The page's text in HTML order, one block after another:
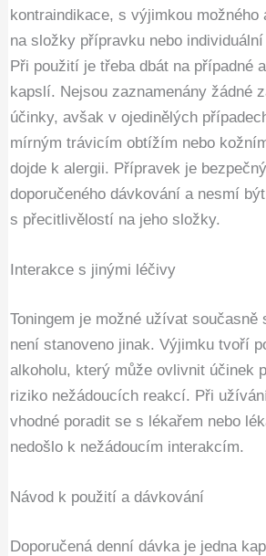
kontraindikace, s výjimkou možného
na složky přípravku nebo
Při použití je třeba dbát na případné
kapslí. Nejsou zaznamenány žádné
účinky, avšak v ojedinělých
mírným trávicím obtížím nebo
dojde k alergii. Přípravek je
doporučeného dávkování a nesmí
s přecitlivělostí na jeho složky.
Interakce s jinými léčivy
Toningem je možné užívat současně
není stanoveno jinak. Výjimku tvoří
alkoholu, který může ovlivnit účinek
riziko nežádoucích reakcí. Při
vhodné poradit se s lékařem nebo
nedošlo k nežádoucím interakcím.
Návod k použití a dávkování
Doporučená denní dávka je jedna